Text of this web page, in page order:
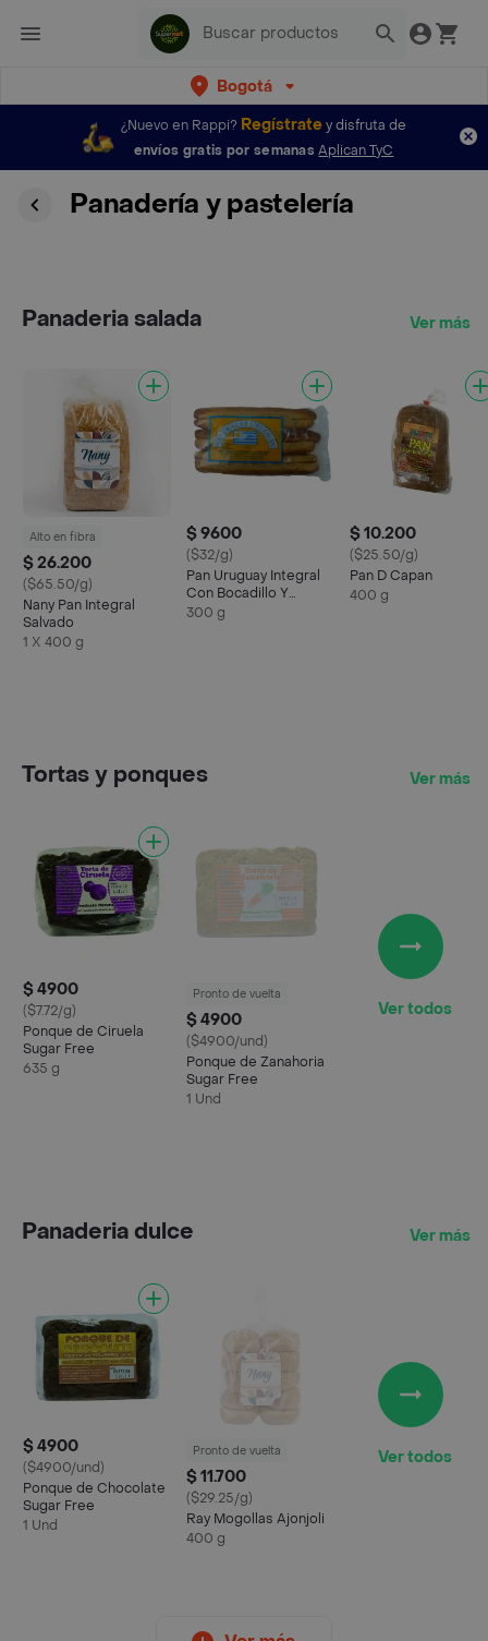
Bogotá
¿Nuevo en Rappi? Regístratey disfruta de
envíos gratis por semanas Aplican TyC
Panadería y pastelería
Panaderia salada Ver más
Alto en fibra
$ 26.200
($65.50/g)
Nany Pan Integral
Salvado
1 X 400 g
$ 9600
($32/g)
Pan Uruguay Integral
Con Bocadillo Y
Ajonjolí
300 g
$ 10.200
($25.50/g)
Pan D Capan
400 g
Tortas y ponques Ver más
$ 4900
($7.72/g)
Ponque de Ciruela
Sugar Free
635 g
Pronto de vuelta
$ 4900
($4900/und)
Ponque de Zanahoria
Sugar Free
1 Und
Ver todos
Panaderia dulce Ver más
$ 4900
($4900/und)
Ponque de Chocolate
Sugar Free
1 Und
Pronto de vuelta
$ 11.700
($29.25/g)
Ray Mogollas Ajonjoli
400 g
Ver todos